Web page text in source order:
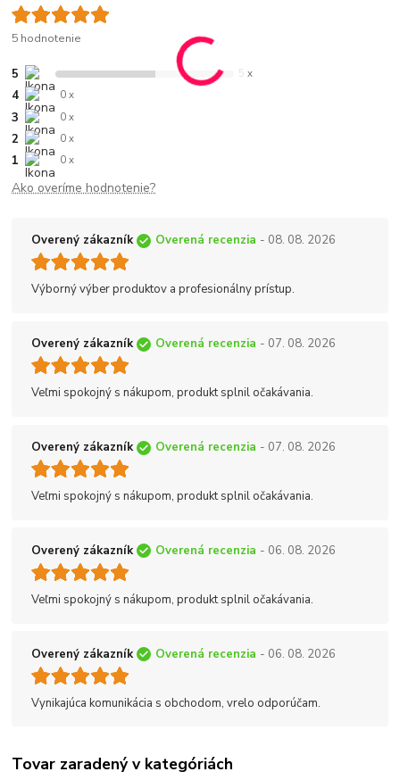
5 hodnotenie
5 5 x
4 0 x
3 0 x
2 0 x
1 0 x
Ako overíme hodnotenie?
Overený zákazník Overená recenzia - 08. 08. 2026
Výborný výber produktov a profesionálny prístup.
Overený zákazník Overená recenzia - 07. 08. 2026
Veľmi spokojný s nákupom, produkt splnil očakávania.
Overený zákazník Overená recenzia - 07. 08. 2026
Veľmi spokojný s nákupom, produkt splnil očakávania.
Overený zákazník Overená recenzia - 06. 08. 2026
Veľmi spokojný s nákupom, produkt splnil očakávania.
Overený zákazník Overená recenzia - 06. 08. 2026
Vynikajúca komunikácia s obchodom, vrelo odporúčam.
Tovar zaradený v kategóriách